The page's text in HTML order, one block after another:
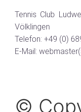
Tennis Club
Völklingen
Telefon: +49 (0)
E-Mail:
©